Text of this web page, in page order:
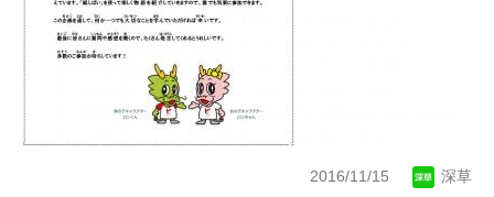
2016/11/15 深草